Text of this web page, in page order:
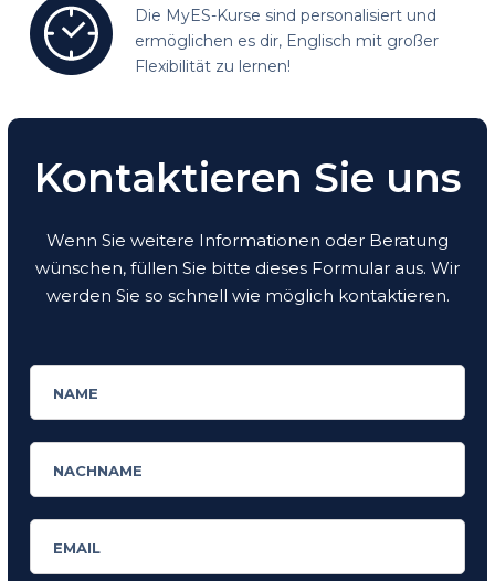
Die MyES-Kurse sind personalisiert und
ermöglichen es dir, Englisch mit großer
Flexibilität zu lernen!
Kontaktieren Sie uns
Wenn Sie weitere Informationen oder Beratung
wünschen, füllen Sie bitte dieses Formular aus. Wir
werden Sie so schnell wie möglich kontaktieren.